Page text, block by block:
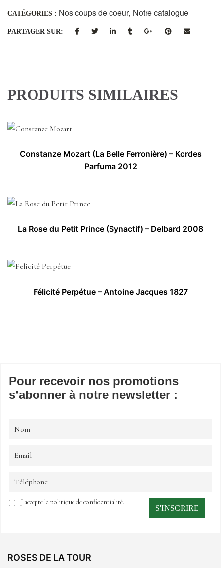
CATÉGORIES : Nos coups de coeur, Notre catalogue
PARTAGER SUR:
PRODUITS SIMILAIRES
Constanze Mozart (La Belle Ferronière) – Kordes
Parfuma 2012
La Rose du Petit Prince (Synactif) – Delbard 2008
Félicité Perpétue – Antoine Jacques 1827
Pour recevoir nos promotions
s’abonner à notre newsletter :
J'accepte la politique de confidentialité.
ROSES DE LA TOUR